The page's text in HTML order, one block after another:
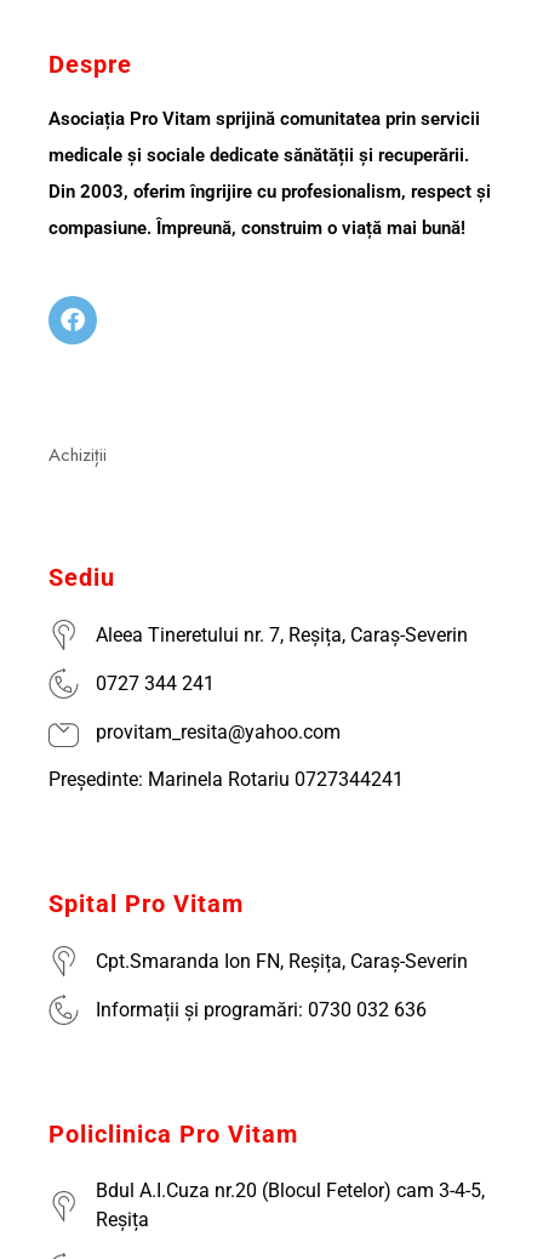
Despre
Asociația Pro Vitam sprijină comunitatea prin servicii
medicale și sociale dedicate sănătății și recuperării.
Din 2003, oferim îngrijire cu profesionalism, respect și
compasiune. Împreună, construim o viață mai bună!
Achiziții
Sediu
Aleea Tineretului nr. 7, Reșița, Caraș-Severin
0727 344 241
provitam_resita@yahoo.com
Președinte: Marinela Rotariu 0727344241
Spital Pro Vitam
Cpt.Smaranda Ion FN, Reșița, Caraș-Severin
Informații și programări: 0730 032 636
Policlinica Pro Vitam
Bdul A.I.Cuza nr.20 (Blocul Fetelor) cam 3-4-5,
Reșița